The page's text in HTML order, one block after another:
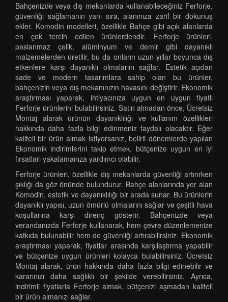
Bahçenizde veya dış mekanlarda kullanabileceğiniz Ferforje,
güvenliği sağlamanın yanı sıra, alanınıza zarif bir dokunuş
ekler. Komodin modelleri, özellikle Bahçe gibi açık alanlarda
en çok tercih edilen ürünlerdendir. Ferforje ürünleri,
paslanmaz çelik, alüminyum ve demir gibi dayanıklı
malzemelerden üretilir, bu da onların uzun yıllar boyunca dış
etkenlere karşı dayanıklı olmalarını sağlar. Estetik açıdan
sade ve modern tasarımlara sahip olan bu ürünler,
bahçenizin veya dış mekanınızın havasını değiştirir. Ekonomik
araştırması yaparak, ihtiyacınıza uygun en uygun fiyatlı
Ferforje ürünlerini bulabilirsiniz. Satın almadan önce, Ücretsiz
Montaj alarak ürünün dayanıklılığı ve kullanım özellikleri
hakkında daha fazla bilgi edinmeniz faydalı olacaktır. Eğer
kaliteli bir ürün almak istiyorsanız, belirli dönemlerde yapılan
Ekonomik indirimlerini takip etmek, bütçenize uygun en iyi
fırsatları yakalamanıza yardımcı olabilir.
Ferforje ürünleri, özellikle dış mekanlarda güvenliği artırırken
şıklığı da göz önünde bulundurur. Bahçe alanlarında yer alan
Komodin, estetik ve dayanıklılığı bir arada sunar. Bu ürünlerin
dayanıklı yapısı, uzun ömürlü olmalarını sağlar ve çeşitli hava
koşullarına karşı direnç gösterir. Bahçenizde veya
verandanızda Ferforje kullanarak, hem çevre düzenlemenize
katkıda bulunabilir hem de güvenliği artırabilirsiniz. Ekonomik
araştırması yaparak, fiyatlar arasında karşılaştırma yapabilir
ve bütçenize uygun ürünleri kolayca bulabilirsiniz. Ücretsiz
Montaj alarak, ürün hakkında daha fazla bilgi edinebilir ve
kararınızı daha sağlıklı bir şekilde verebilirsiniz. Ayrıca,
indirimli fiyatlarla Ferforje almak, bütçenizi aşmadan kaliteli
bir ürün almanızı sağlar.